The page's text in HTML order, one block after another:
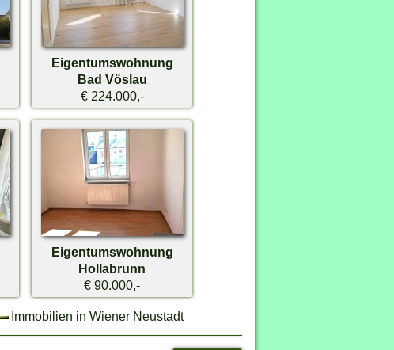
Eigentumswohnung
Bad Vöslau
€ 224.000,-
Eigentumswohnung
Hollabrunn
€ 90.000,-
Immobilien in Wiener Neustadt